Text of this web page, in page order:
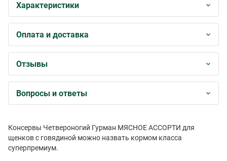
Характеристики
Оплата и доставка
Отзывы
Вопросы и ответы
Консервы Четвероногий Гурман МЯСНОЕ АССОРТИ для
щенков с говядиной можно назвать кормом класса
суперпремиум.